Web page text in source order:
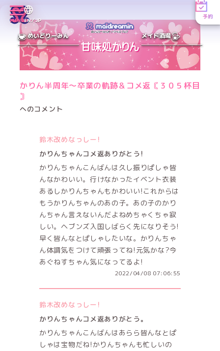
MENUEN／JP
予約
めいどりーみん メイド酒場
かりん半周年〜卒業の軌跡＆コメ返〘３０５杯目
〙
へのコメント
鈴木改めなっしー!
かりんちゃんコメ返ありがとう!
かりんちゃんこんばんは久し振りぱしゃ皆
んなかわいい。行けなかったイベント衣装
あるしかりんちゃんもかわいい!これからは
もうかりんちゃんのあの子。あの子のかり
んちゃん言えないんだよねめちゃくちゃ寂
しい。ヘブンズ入国しばらく先になりそう!
早く皆んなとぱしゃしたいな。かりんちゃ
ん体調気をつけて頑張ってね!元気かな?今
あぐねすちゃん気になってるよ!
2022/04/08 07:06:55
鈴木改めなっしー!
かりんちゃんコメ返ありがとう。
かりんちゃんこんばんはあらら皆んなとぱ
しゃは宝物だね!かりんちゃんも忙しいの